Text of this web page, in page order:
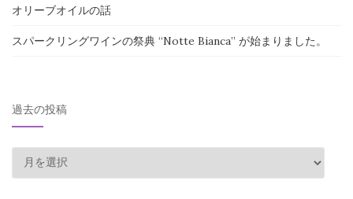
オリーブオイルの話
スパークリングワインの祭典 “Notte Bianca” が始まりました。
過去の投稿
去